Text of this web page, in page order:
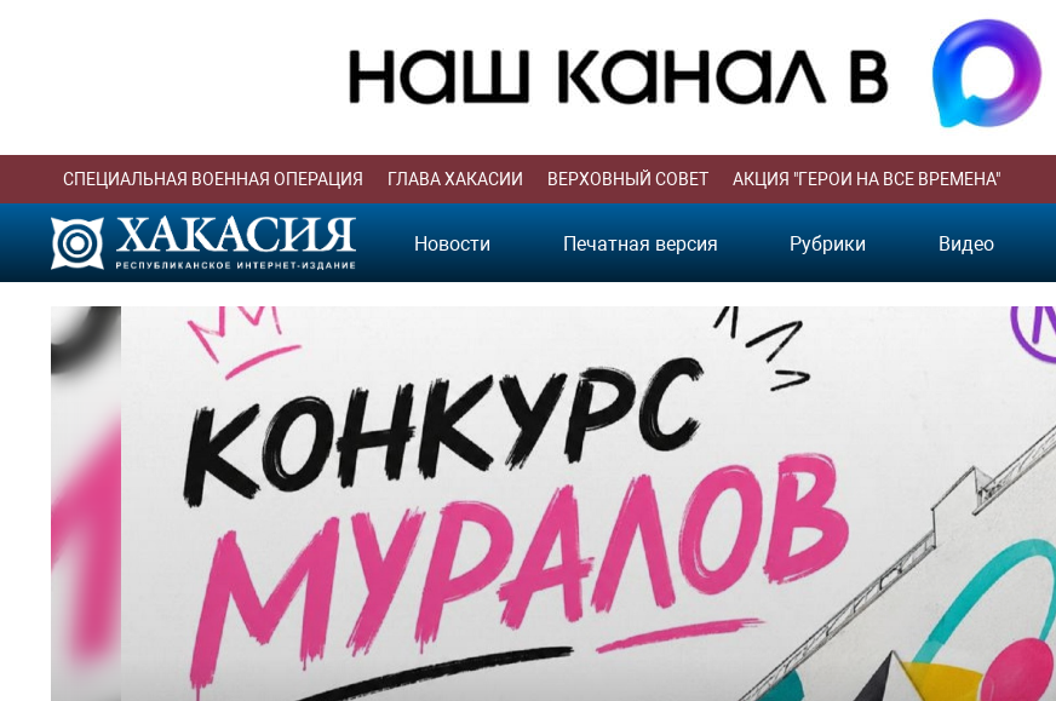
СПЕЦИАЛЬНАЯ ВОЕННАЯ ОПЕРАЦИЯ ГЛАВА ХАКАСИИ ВЕРХОВНЫЙ СОВЕТ АКЦИЯ "ГЕРОИ НА ВСЕ ВРЕМЕНА"
Новости Печатная версия Рубрики Видео